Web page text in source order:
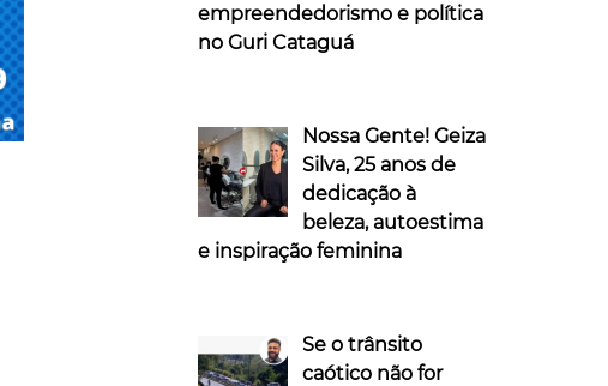
empreendedorismo e política
no Guri Cataguá
Nossa Gente! Geiza
Silva, 25 anos de
dedicação à
beleza, autoestima
e inspiração feminina
Se o trânsito
caótico não for